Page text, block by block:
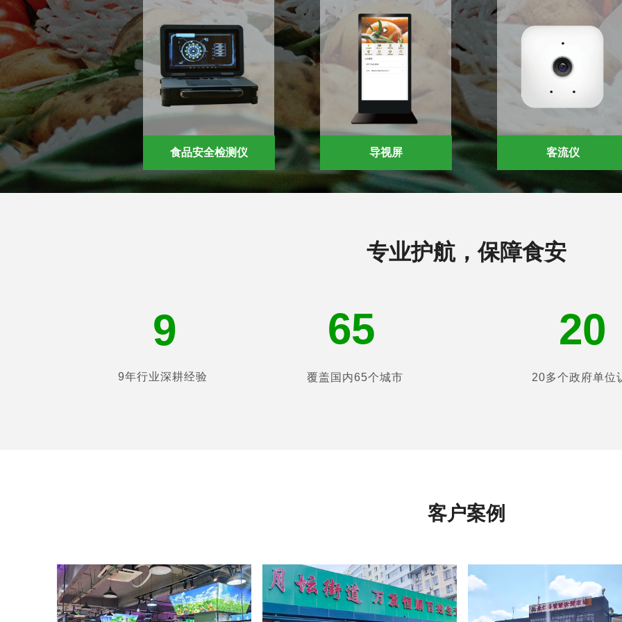
食品安全检测仪 导视屏 客流仪
客户案例
专业护航，保障食安
65
覆盖国内65个城市
20
20多个政府单位
9
9年行业深耕经验